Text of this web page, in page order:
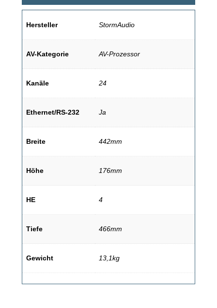
Hersteller StormAudio
AV-Kategorie AV-Prozessor
Kanäle 24
Ethernet/RS-232 Ja
Breite 442mm
Höhe 176mm
HE 4
Tiefe 466mm
Gewicht 13,1kg